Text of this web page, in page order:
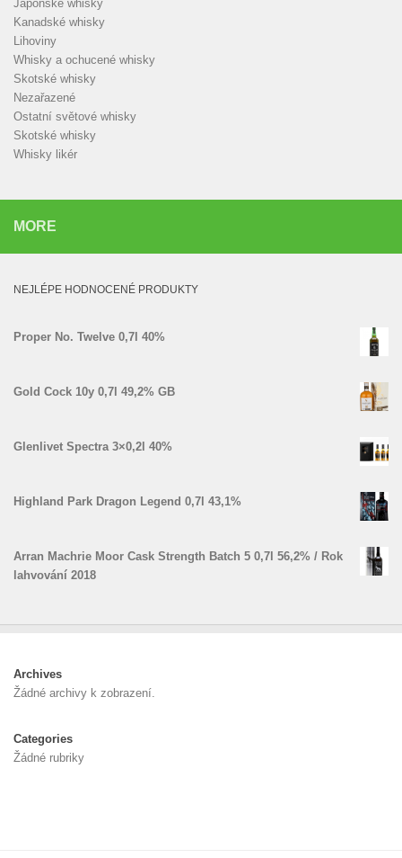
Japonské whisky
Kanadské whisky
Lihoviny
Whisky a ochucené whisky
Skotské whisky
Nezařazené
Ostatní světové whisky
Skotské whisky
Whisky likér
MORE
NEJLÉPE HODNOCENÉ PRODUKTY
Proper No. Twelve 0,7l 40%
Gold Cock 10y 0,7l 49,2% GB
Glenlivet Spectra 3×0,2l 40%
Highland Park Dragon Legend 0,7l 43,1%
Arran Machrie Moor Cask Strength Batch 5 0,7l 56,2% / Rok
lahvování 2018
Archives
Žádné archivy k zobrazení.
Categories
Žádné rubriky